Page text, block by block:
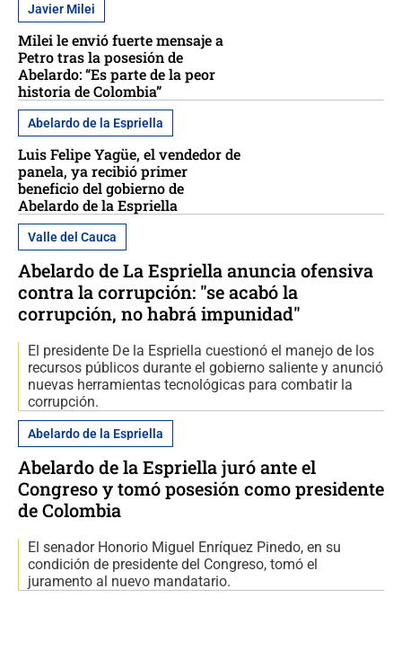
Javier Milei
Milei le envió fuerte mensaje a
Petro tras la posesión de
Abelardo: “Es parte de la peor
historia de Colombia”
Abelardo de la Espriella
Luis Felipe Yagüe, el vendedor de
panela, ya recibió primer
beneficio del gobierno de
Abelardo de la Espriella
Valle del Cauca
Abelardo de La Espriella anuncia ofensiva
contra la corrupción: "se acabó la
corrupción, no habrá impunidad"
El presidente De la Espriella cuestionó el manejo de los
recursos públicos durante el gobierno saliente y anunció
nuevas herramientas tecnológicas para combatir la
corrupción.
Abelardo de la Espriella
Abelardo de la Espriella juró ante el
Congreso y tomó posesión como presidente
de Colombia
El senador Honorio Miguel Enríquez Pinedo, en su
condición de presidente del Congreso, tomó el
juramento al nuevo mandatario.